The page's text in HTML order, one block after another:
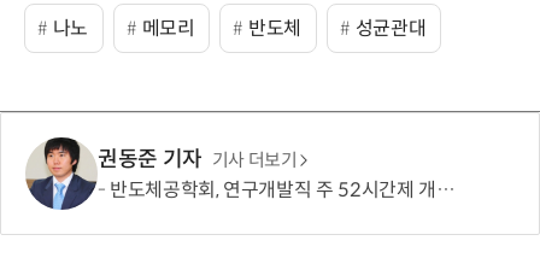
나노 메모리 반도체 성균관대
권동준 기자 기사 더보기
반도체공학회, 연구개발직 주 52시간제 개선 요구